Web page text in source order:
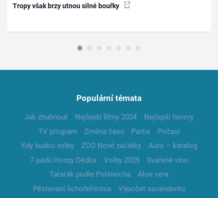
Tropy však brzy utnou silné bouřky
Populární témata
Jak zhubnout Nejlepší filmy 2024
Nejlepší horory
TV program
Změna času Partie
Počasí
Kdy budou volby
ZOO Nové začátky
Auto – katalog
7 pádů Honzy Dědka
Volby 2025
Svařené víno
Tatarák podle Pohlreicha
Aloe vera
Pěstování lichořeřišnice
Výpočet ascendentu